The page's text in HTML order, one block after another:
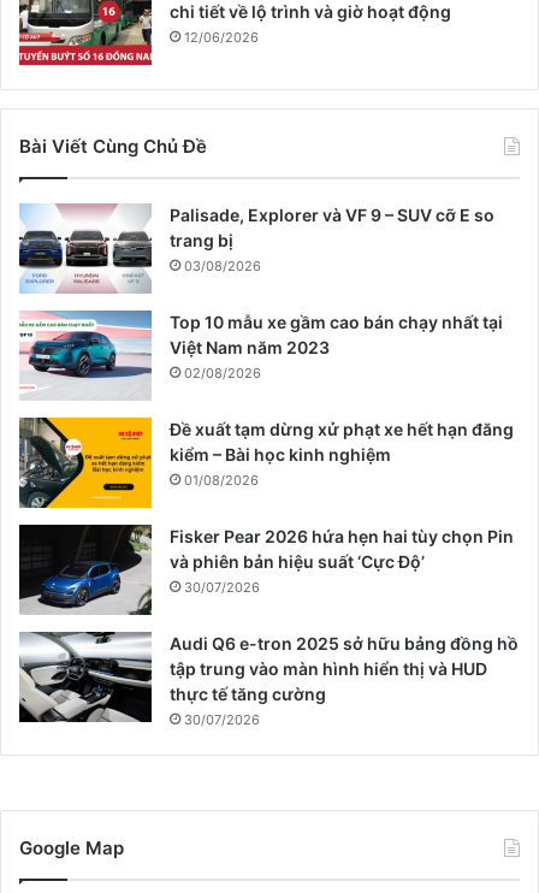
chi tiết về lộ trình và giờ hoạt động
12/06/2026
Bài Viết Cùng Chủ Đề
Palisade, Explorer và VF 9 – SUV cỡ E so
trang bị
03/08/2026
Top 10 mẫu xe gầm cao bán chạy nhất tại
Việt Nam năm 2023
02/08/2026
Đề xuất tạm dừng xử phạt xe hết hạn đăng
kiểm – Bài học kinh nghiệm
01/08/2026
Fisker Pear 2026 hứa hẹn hai tùy chọn Pin
và phiên bản hiệu suất ‘Cực Độ’
30/07/2026
Audi Q6 e-tron 2025 sở hữu bảng đồng hồ
tập trung vào màn hình hiển thị và HUD
thực tế tăng cường
30/07/2026
Google Map